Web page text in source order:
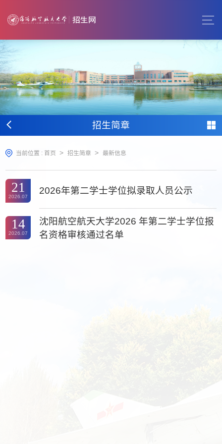
招生简章
当前位置 : 首页 > 招生简章 > 最新信息
21
2026.07
2026年第二学士学位拟录取人员公示
14
2026.07
沈阳航空航天大学2026 年第二学士学位报
名资格审核通过名单